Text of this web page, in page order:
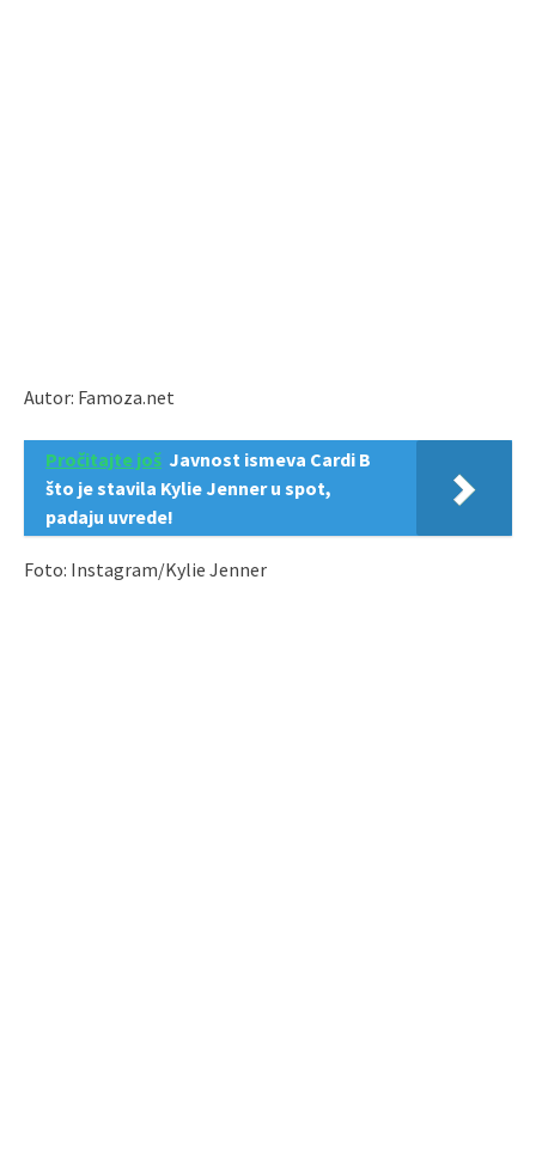
Autor: Famoza.net
Pročitajte još Javnost ismeva Cardi B
što je stavila Kylie Jenner u spot,
padaju uvrede!
Foto: Instagram/Kylie Jenner